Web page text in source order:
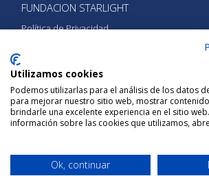
FUNDACION STARLIGHT
Política de Privacidad
CONTACTA CON FUNDACIÓN STARLIGHT
Calle Vía Láctea S/N
La Laguna, Tenerife,
Utilizamos cookies
Podemos utilizarlas para el análisis de los datos
para mejorar nuestro sitio web, mostrar
brindarle una excelente experiencia en el sitio
información sobre las cookies que utilizamos,
Ok, continuar